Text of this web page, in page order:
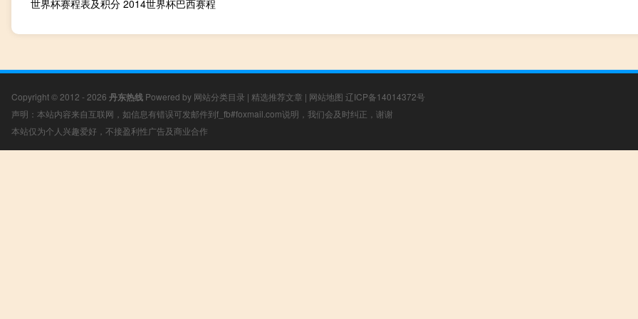
世界杯赛程表及积分 2014世界杯巴西赛程
Copyright © 2012 - 2026 丹东热线 Powered by 网站分类目录 | 精选推荐文章 | 网站地图 辽ICP备14014372号
声明：本站内容来自互联网，如信息有错误可发邮件到f_fb#foxmail.com说明，我们会及时纠正，谢谢
本站仅为个人兴趣爱好，不接盈利性广告及商业合作